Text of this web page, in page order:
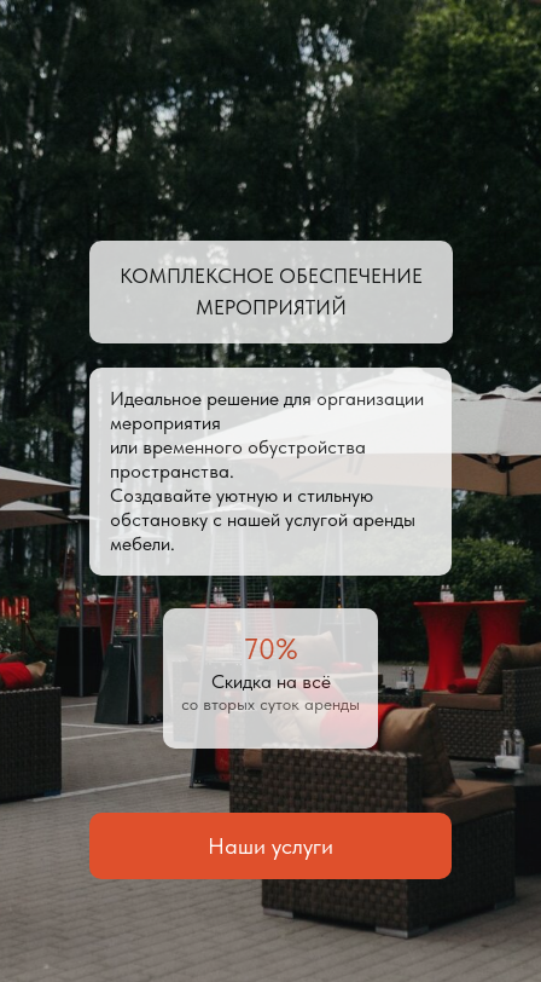
70%
Скидка на всё
со вторых суток аренды
КОМПЛЕКСНОЕ ОБЕСПЕЧЕНИЕ
МЕРОПРИЯТИЙ
Идеальное решение для организации
мероприятия
или временного обустройства
пространства.
Создавайте уютную и стильную
обстановку с нашей услугой аренды
мебели.
Наши услуги